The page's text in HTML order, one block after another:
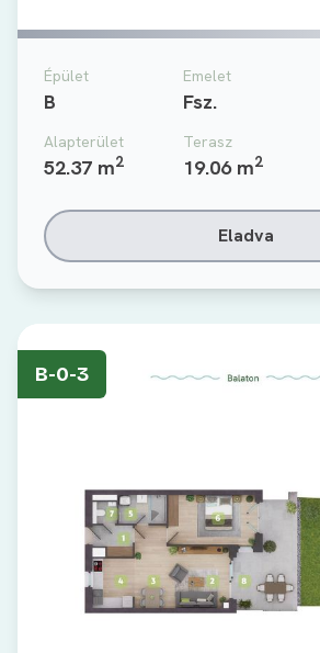
Épület
B
Emelet
Fsz.
Alapterület
52.37 m2
Terasz
19.06 m2
Eladva
B-0-3